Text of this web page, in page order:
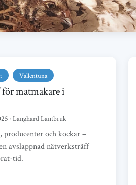
Vallentuna
matmakare i
· Langhard Lantbruk
producenter och kockar –
avslappnad nätverksträff
tid.